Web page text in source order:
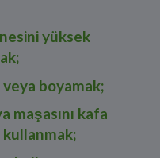
yüksek
veya boyamak;
maşasını kafa
kullanmak;